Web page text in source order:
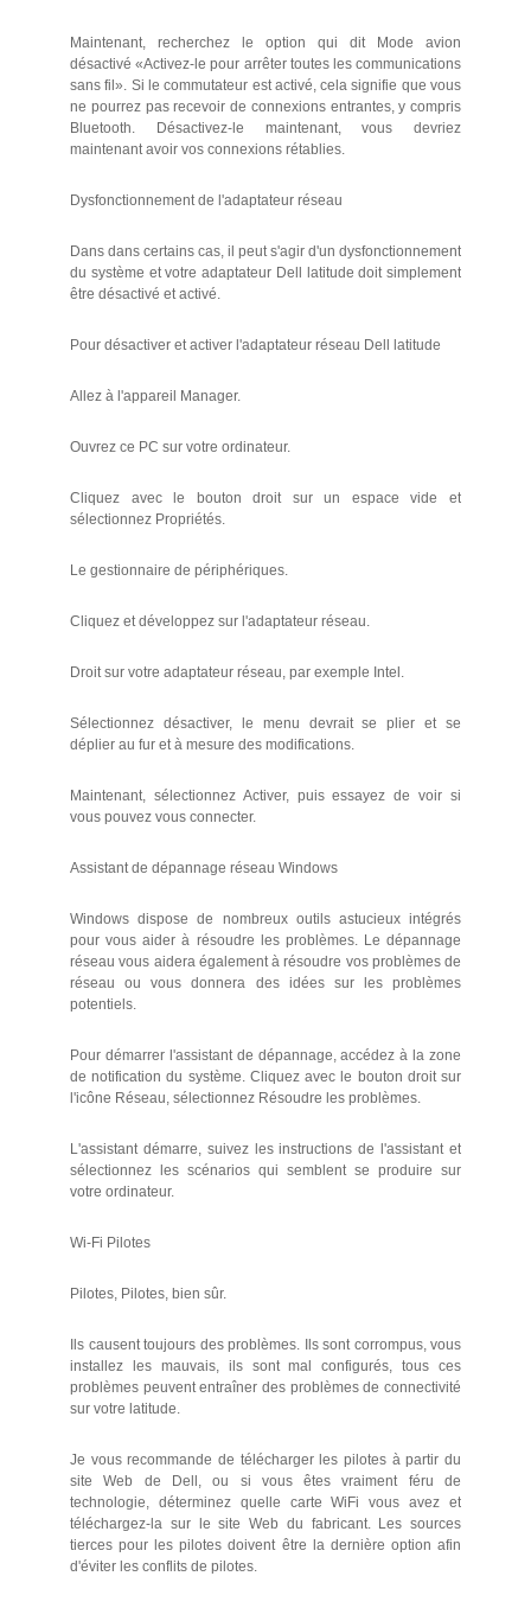
Maintenant, recherchez le option qui dit Mode avion
désactivé «Activez-le pour arrêter toutes les communications
sans fil». Si le commutateur est activé, cela signifie que vous
ne pourrez pas recevoir de connexions entrantes, y compris
Bluetooth. Désactivez-le maintenant, vous devriez
maintenant avoir vos connexions rétablies.
Dysfonctionnement de l'adaptateur réseau
Dans dans certains cas, il peut s'agir d'un dysfonctionnement
du système et votre adaptateur Dell latitude doit simplement
être désactivé et activé.
Pour désactiver et activer l'adaptateur réseau Dell latitude
Allez à l'appareil Manager.
Ouvrez ce PC sur votre ordinateur.
Cliquez avec le bouton droit sur un espace vide et
sélectionnez Propriétés.
Le gestionnaire de périphériques.
Cliquez et développez sur l'adaptateur réseau.
Droit sur votre adaptateur réseau, par exemple Intel.
Sélectionnez désactiver, le menu devrait se plier et se
déplier au fur et à mesure des modifications.
Maintenant, sélectionnez Activer, puis essayez de voir si
vous pouvez vous connecter.
Assistant de dépannage réseau Windows
Windows dispose de nombreux outils astucieux intégrés
pour vous aider à résoudre les problèmes. Le dépannage
réseau vous aidera également à résoudre vos problèmes de
réseau ou vous donnera des idées sur les problèmes
potentiels.
Pour démarrer l'assistant de dépannage, accédez à la zone
de notification du système. Cliquez avec le bouton droit sur
l'icône Réseau, sélectionnez Résoudre les problèmes.
L'assistant démarre, suivez les instructions de l'assistant et
sélectionnez les scénarios qui semblent se produire sur
votre ordinateur.
Wi-Fi Pilotes
Pilotes, Pilotes, bien sûr.
Ils causent toujours des problèmes. Ils sont corrompus, vous
installez les mauvais, ils sont mal configurés, tous ces
problèmes peuvent entraîner des problèmes de connectivité
sur votre latitude.
Je vous recommande de télécharger les pilotes à partir du
site Web de Dell, ou si vous êtes vraiment féru de
technologie, déterminez quelle carte WiFi vous avez et
téléchargez-la sur le site Web du fabricant. Les sources
tierces pour les pilotes doivent être la dernière option afin
d'éviter les conflits de pilotes.